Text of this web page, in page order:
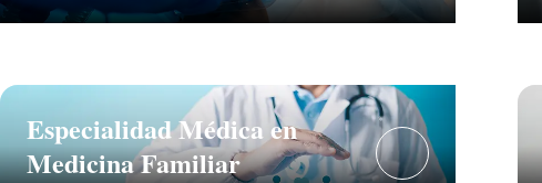
Especialidad Médica en
Medicina Familiar